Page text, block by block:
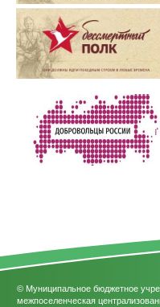
© Муниципальное бюджетное
межпоселенческая